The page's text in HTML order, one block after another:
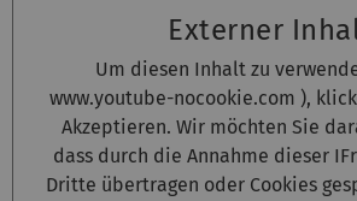
Externer
Um diesen Inhalt zu
www.youtube-nocookie.com ),
Akzeptieren. Wir möchten Sie
dass durch die Annahme dieser
Dritte übertragen oder Cookies